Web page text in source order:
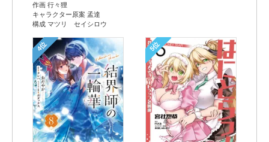
作画 行々狸
キャラクター原案 孟達
構成 マツリ セイシロウ
4位 5位